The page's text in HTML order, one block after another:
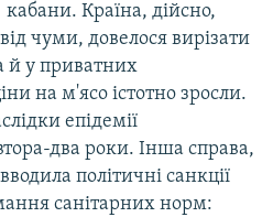
кабани. Країна, дійсно,
чуми, довелося вирізати
й у приватних
на м'ясо істотно зросли.
епідемії
два роки. Інша справа,
політичні санкції
санітарних норм: